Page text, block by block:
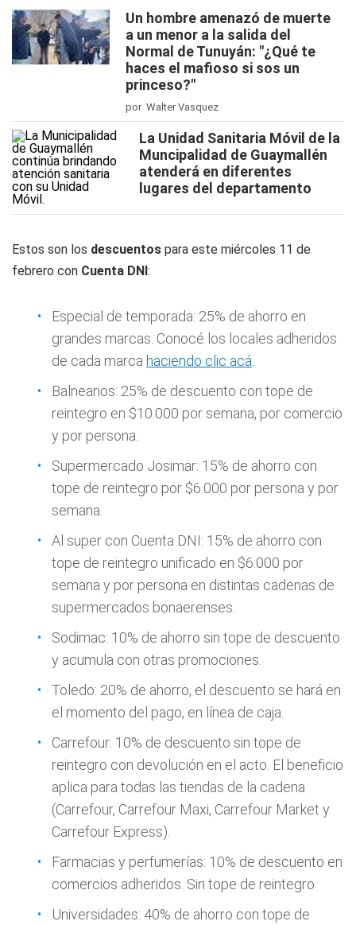
Un hombre amenazó de muerte
a un menor a la salida del
Normal de Tunuyán: "¿Qué te
haces el mafioso si sos un
princeso?"
por Walter Vasquez
La Unidad Sanitaria Móvil de la
Muncipalidad de Guaymallén
atenderá en diferentes
lugares del departamento
Estos son los descuentos para este miércoles 11 de
febrero con Cuenta DNI:
Especial de temporada: 25% de ahorro en
grandes marcas. Conocé los locales adheridos
de cada marca haciendo clic acá
Balnearios: 25% de descuento con tope de
reintegro en $10.000 por semana, por comercio
y por persona.
Supermercado Josimar: 15% de ahorro con
tope de reintegro por $6.000 por persona y por
semana.
Al super con Cuenta DNI: 15% de ahorro con
tope de reintegro unificado en $6.000 por
semana y por persona en distintas cadenas de
supermercados bonaerenses.
Sodimac: 10% de ahorro sin tope de descuento
y acumula con otras promociones.
Toledo: 20% de ahorro, el descuento se hará en
el momento del pago, en línea de caja.
Carrefour: 10% de descuento sin tope de
reintegro con devolución en el acto. El beneficio
aplica para todas las tiendas de la cadena
(Carrefour, Carrefour Maxi, Carrefour Market y
Carrefour Express).
Farmacias y perfumerías: 10% de descuento en
comercios adheridos. Sin tope de reintegro
Universidades: 40% de ahorro con tope de